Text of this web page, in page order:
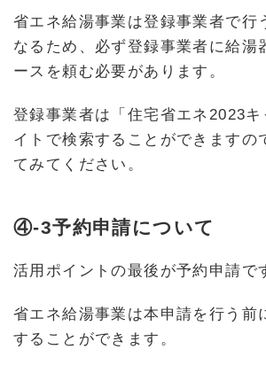
省エネ給湯事業は登録事業者で行
なるため、必ず登録事業者に給湯
ースを頼む必要があります。
登録事業者は「住宅省エネ2023キ
イトで検索することができますの
てみてください。
④-3予約申請について
活用ポイントの最後が予約申請で
省エネ給湯事業は本申請を行う前
することができます。